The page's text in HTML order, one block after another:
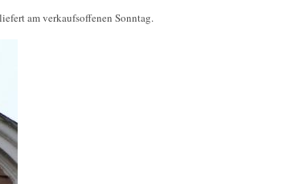
am verkaufsoffenen Sonntag.